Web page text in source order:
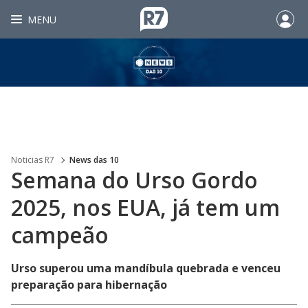
MENU
Noticias R7 News das 10
Semana do Urso Gordo
2025, nos EUA, já tem um
campeão
Urso superou uma mandíbula quebrada e venceu
preparação para hibernação